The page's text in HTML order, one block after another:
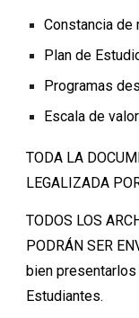
Constancia de
Plan de
Programas
Escala de
TODA LA
LEGALIZADA
TODOS LOS
PODRÁN SER
bien
Estudiantes.